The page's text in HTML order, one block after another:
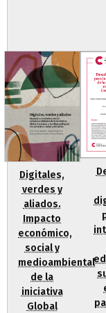
Digitales,
verdes y
aliados.
Impacto
económico,
social y
medioambiental
de la
iniciativa
Global